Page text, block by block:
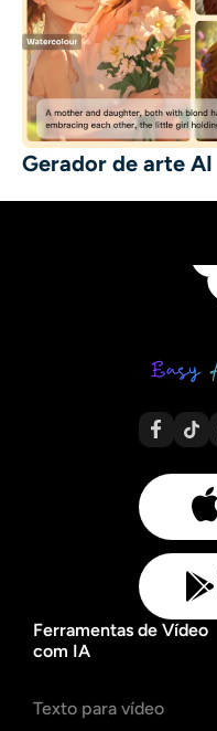
Gerador de arte AI
Ferramentas de Vídeo
com IA
Texto para vídeo